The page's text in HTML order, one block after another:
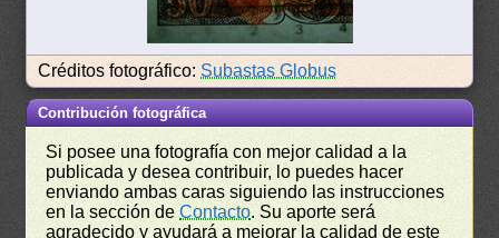
Créditos fotográfico: Subastas Globus
Contribución fotográfica
Si posee una fotografía con mejor calidad a la
publicada y desea contribuir, lo puedes hacer
enviando ambas caras siguiendo las instrucciones
en la sección deContacto. Su aporte será
agradecido y ayudará a mejorar la calidad de este